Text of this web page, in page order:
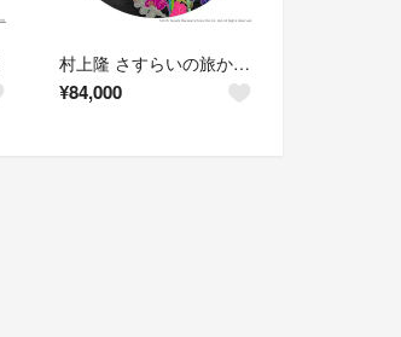
村上隆 さすらいの旅からの帰還 ポスター
¥84,000